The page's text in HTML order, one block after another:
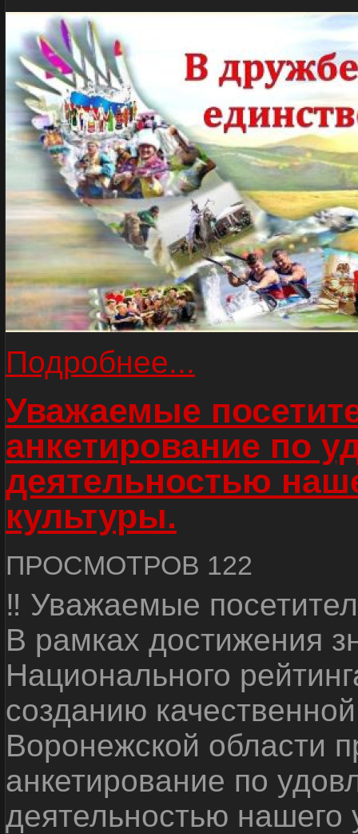
Подробнее...
Уважаемые
анкетирование по
деятельностью
культуры.
ПРОСМОТРОВ 122
‼ Уважаемые
В рамках достижения
Национального
созданию
Воронежской области
анкетирование по
деятельностью нашего